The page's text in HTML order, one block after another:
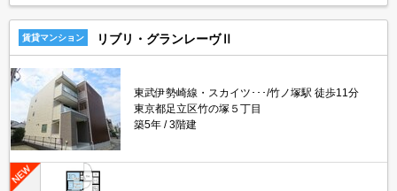
賃貸マンション リブリ・グランレーヴⅡ
東武伊勢崎線・スカイツ･･･/竹ノ塚駅 徒歩11分
東京都足立区竹の塚５丁目
築5年
3階建